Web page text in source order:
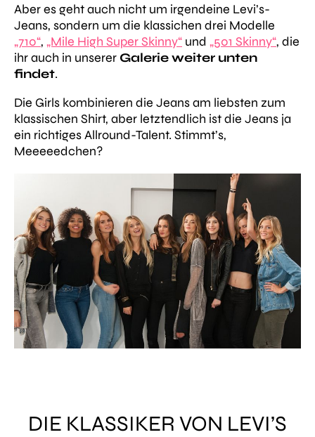
Aber es geht auch nicht um irgendeine Levi’s-
Jeans, sondern um die klassichen drei Modelle
„710“, „Mile High Super Skinny“ und „501 Skinny“, die
ihr auch in unserer Galerie weiter unten
findet.
Die Girls kombinieren die Jeans am liebsten zum
klassischen Shirt, aber letztendlich ist die Jeans ja
ein richtiges Allround-Talent. Stimmt’s,
Meeeeedchen?
DIE KLASSIKER VON LEVI’S